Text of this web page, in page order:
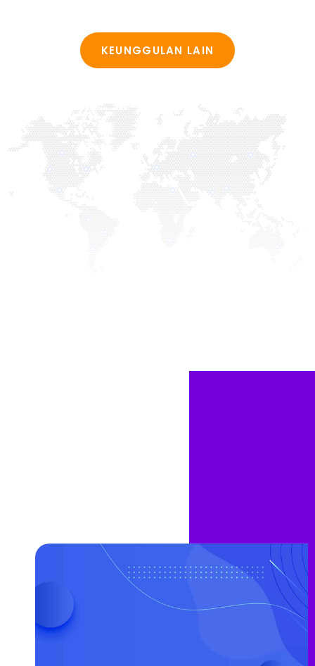
KEUNGGULAN LAIN